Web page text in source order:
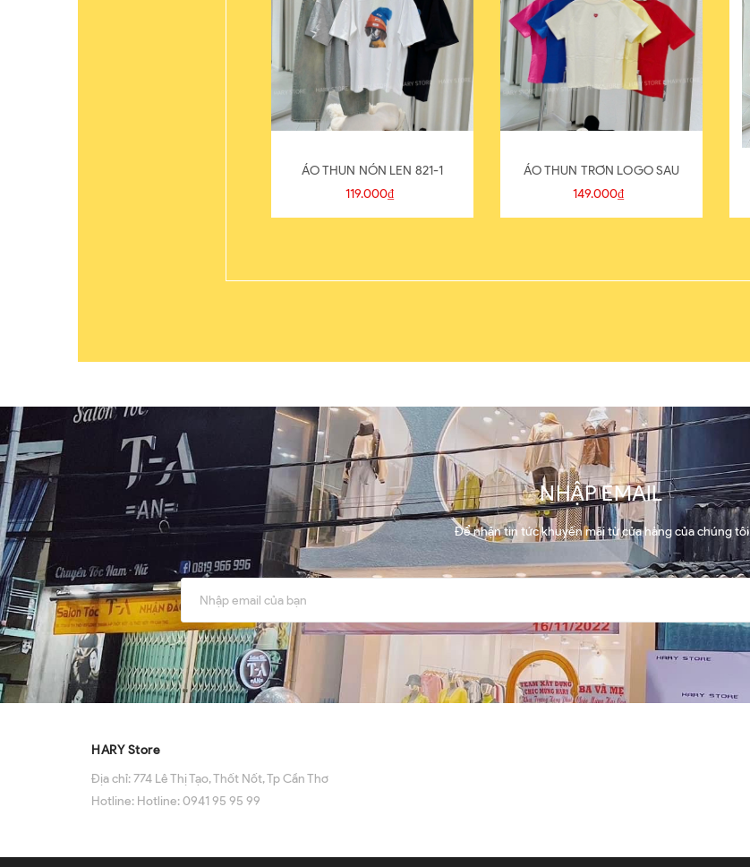
ÁO THUN NÓN LEN 821-1
119.000₫
ÁO THUN TRƠN LOGO SAU
149.000₫
NHẬP EMAIL
Để nhận tin tức khuyến mãi từ cửa hàng của chúng tôi
HARY Store
Địa chỉ:774 Lê Thị Tạo, Thốt Nốt, Tp Cần Thơ
Hotline: Hotline: 0941 95 95 99